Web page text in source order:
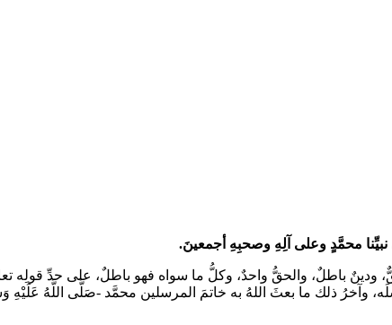
نبيِّنا محمَّدٍ وعلى آلِهِ وصحبِهِ أجمعينَ.
ودينٌ باطلٌ، والحقُّ واحدٌ، وكلُّ ما سواه فهو باطلٌ، على حدِّ قولِه
به رسلَه، وآخرُ ذلك ما بعثَ اللهُ به خاتمَ المرسلين محمَّد -صَلَّى